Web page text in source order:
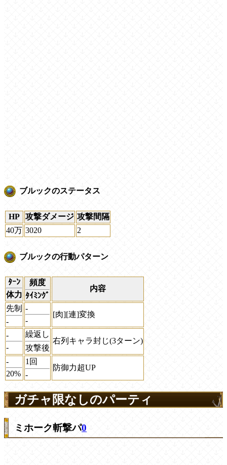
ブルックのステータス
HP 攻撃ダメージ 攻撃間隔
40万 3020 2
ブルックの行動パターン
ﾀｰﾝ
体力
頻度
ﾀｲﾐﾝｸﾞ
内容
先制
-
-
-
[肉][連]変換
-
-
繰返し
攻撃後
右列キャラ封じ(3ターン)
-
20%
1回
-
防御力超UP
ガチャ限なしのパーティ
ミホーク斬撃パ0